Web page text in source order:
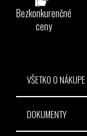
Bezkonkurenčné
ceny
VŠETKO O NÁKUPE
DOKUMENTY